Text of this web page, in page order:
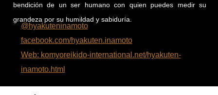
bendición de un ser humano con quien puedes medir su
grandeza por su humildad y sabiduría.
@hyakuteninamoto
facebook.com/hyakuten.inamoto
Web: komyoreikido-international.net/hyakuten-
inamoto.html